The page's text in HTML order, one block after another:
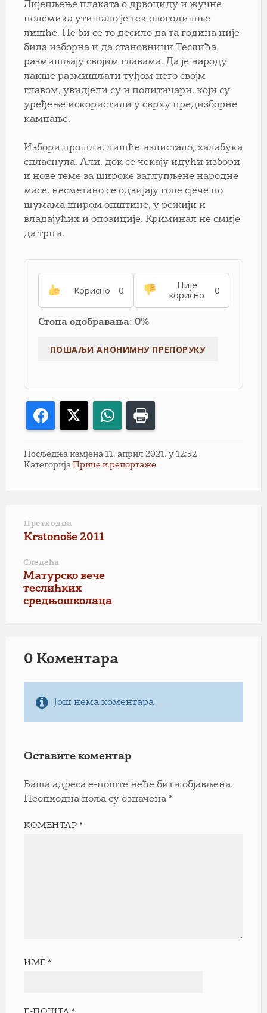
Лијепљење плаката о дрвоциду и жучне
полемика утишало је тек овогодишње
лишће. Не би се то десило да та година није
била изборна и да становници Теслића
размишљају својим главама. Да је народу
лакше размишљати туђом него својм
главом, увидјели су и политичари, који су
уређење искористили у сврху предизборне
кампање.
Избори прошли, лишће излистало, халабука
спласнула. Али, док се чекају идући избори
и нове теме за широке заглупљене народне
масе, несметано се одвијају голе сјече по
шумама широм општине, у режији и
владајућих и опозиције. Криминал не смије
да трпи.
Корисно 0
Није
корисно
0
Стопа одобравања: 0%
Facebook WhatsApp
Посљедња измјена 11. април 2021. у 12:52
Категорија Приче и репортаже
Претходна
Krstonoše 2011
Следећа
Матурско вече
теслићких
средњошколаца
0 Коментарa
Још нема коментара
Оставите коментар
Ваша адреса е-поште неће бити објављена.
Неопходна поља су означена *
КОМЕНТАР*
ИМЕ*